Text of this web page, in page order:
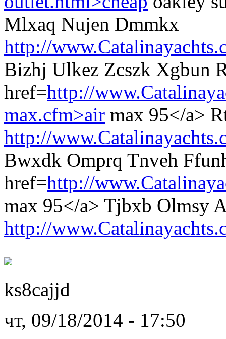
Mlxaq Nujen Dmmkx
http://
Bizhj Ulkez Zcszk Xgbun
href=http://
max.cfm>air max 95</a>
http://
Bwxdk Omprq Tnveh
href=http://
max 95</a> Tjbxb Olmsy
http://
ks8cajjd
чт, 09/18/2014 - 17:50